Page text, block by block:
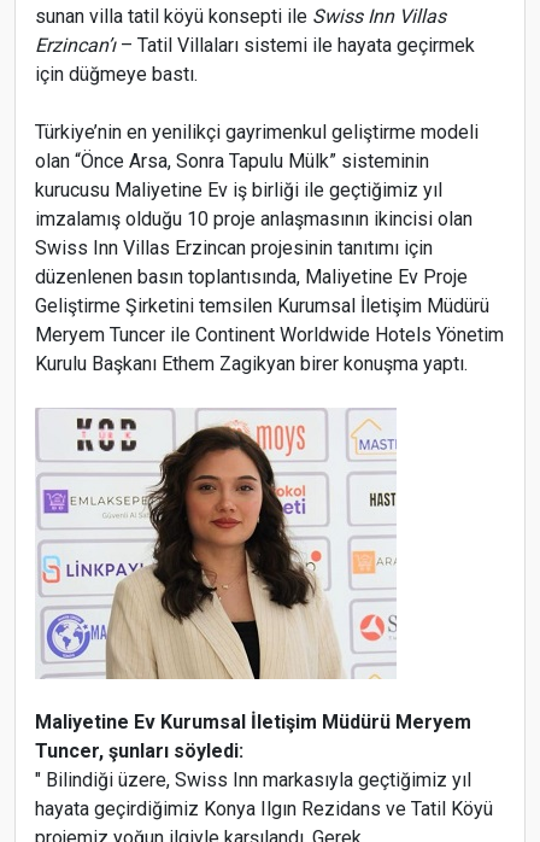
sunan villa tatil köyü konsepti ile Swiss Inn Villas
Erzincan’ı – Tatil Villaları sistemi ile hayata geçirmek
için düğmeye bastı.
Türkiye’nin en yenilikçi gayrimenkul geliştirme modeli
olan “Önce Arsa, Sonra Tapulu Mülk” sisteminin
kurucusu Maliyetine Ev iş birliği ile geçtiğimiz yıl
imzalamış olduğu 10 proje anlaşmasının ikincisi olan
Swiss Inn Villas Erzincan projesinin tanıtımı için
düzenlenen basın toplantısında, Maliyetine Ev Proje
Geliştirme Şirketini temsilen Kurumsal İletişim Müdürü
Meryem Tuncer ile Continent Worldwide Hotels Yönetim
Kurulu Başkanı Ethem Zagikyan birer konuşma yaptı.
Maliyetine Ev Kurumsal İletişim Müdürü Meryem
Tuncer, şunları söyledi:
" Bilindiği üzere, Swiss Inn markasıyla geçtiğimiz yıl
hayata geçirdiğimiz Konya Ilgın Rezidans ve Tatil Köyü